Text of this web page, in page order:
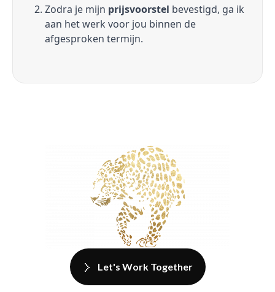
Zodra je mijn prijsvoorstel bevestigd, ga ik
aan het werk voor jou binnen de
afgesproken termijn.
Let's Work Together